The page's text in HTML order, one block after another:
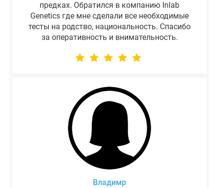
предках. Обратился в компанию Inlab
Genetics где мне сделали все необходимые
тесты на родство, национальность. Спасибо
за оперативность и внимательность.
Владимр